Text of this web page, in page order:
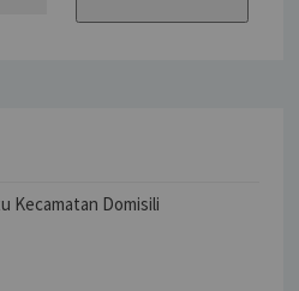
Kecamatan Domisili